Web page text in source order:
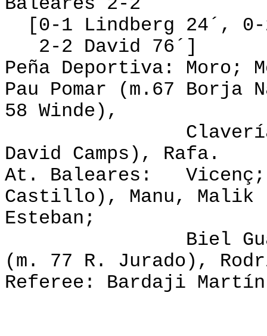
Baleares 2-2
[0-1 Lindberg 24´, 0-
2-2 David 76´]
Peña Deportiva: Moro;
Pau Pomar (m.67 Borja
58 Winde),
Claverías,
David Camps), Rafa.
At. Baleares:
Castillo), Manu, Malik
Esteban;
Biel Guasp,
(m. 77 R. Jurado),
Referee: Bardaji Martín